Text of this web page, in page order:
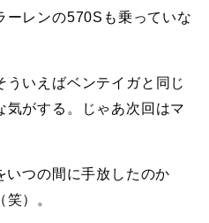
ーレンの570Sも乗っていな
いえばベンテイガと同じ
気がする。じゃあ次回はマ
いつの間に手放したのか
）。